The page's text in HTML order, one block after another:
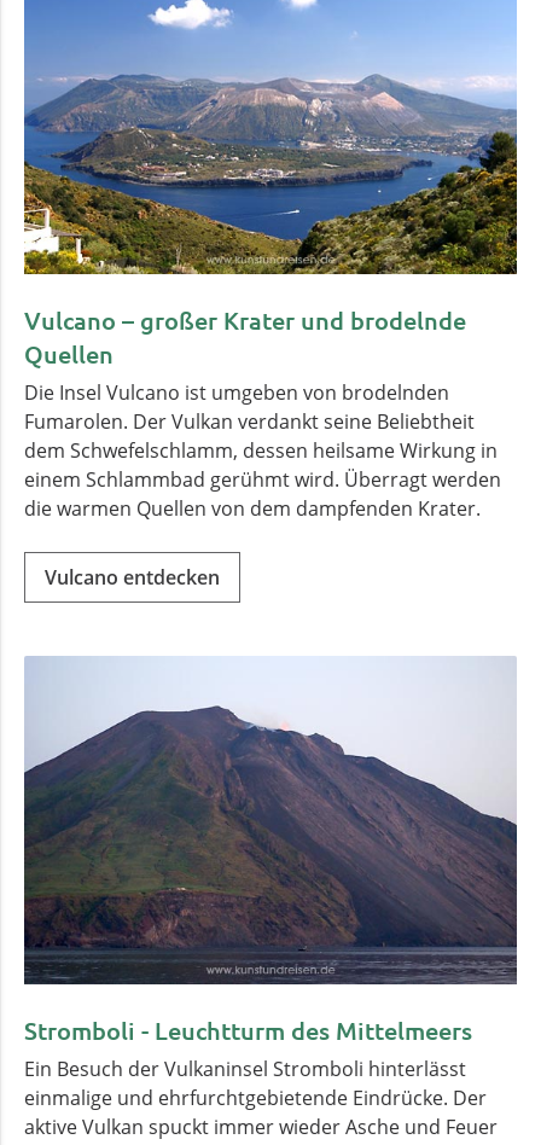
Vulcano – großer Krater und brodelnde
Quellen
Die Insel Vulcano ist umgeben von brodelnden
Fumarolen. Der Vulkan verdankt seine Beliebtheit
dem Schwefelschlamm, dessen heilsame Wirkung in
einem Schlammbad gerühmt wird. Überragt werden
die warmen Quellen von dem dampfenden Krater.
Vulcano entdecken
Stromboli - Leuchtturm des Mittelmeers
Ein Besuch der Vulkaninsel Stromboli hinterlässt
einmalige und ehrfurchtgebietende Eindrücke. Der
aktive Vulkan spuckt immer wieder Asche und Feuer